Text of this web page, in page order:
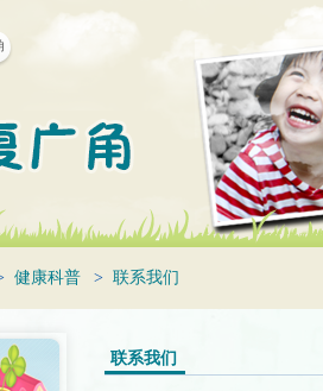
健康科普 > 联系我们
联系我们